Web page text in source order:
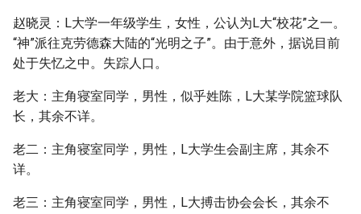
赵晓灵：L大学一年级学生，女性，公认为L大“校花”之一。
“神”派往克劳德森大陆的“光明之子”。由于意外，据说目前
处于失忆之中。失踪人口。
老大：主角寝室同学，男性，似乎姓陈，L大某学院篮球队
长，其余不详。
老二：主角寝室同学，男性，L大学生会副主席，其余不
详。
老三：主角寝室同学，男性，L大搏击协会会长，其余不